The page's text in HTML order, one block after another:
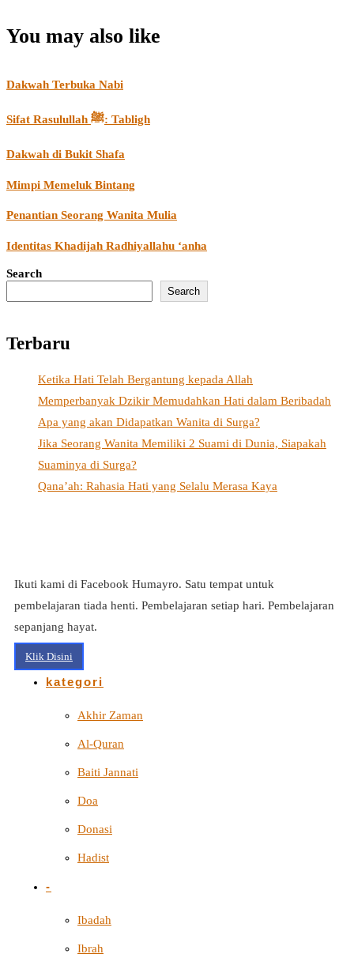
You may also like
Dakwah Terbuka Nabi
Sifat Rasulullah ﷺ: Tabligh
Dakwah di Bukit Shafa
Mimpi Memeluk Bintang
Penantian Seorang Wanita Mulia
Identitas Khadijah Radhiyallahu ‘anha
Search
Search
Terbaru
Ketika Hati Telah Bergantung kepada Allah
Memperbanyak Dzikir Memudahkan Hati dalam Beribadah
Apa yang akan Didapatkan Wanita di Surga?
Jika Seorang Wanita Memiliki 2 Suami di Dunia, Siapakah
Suaminya di Surga?
Qana’ah: Rahasia Hati yang Selalu Merasa Kaya
Ikuti kami di Facebook Humayro. Satu tempat untuk
pembelajaran tiada henti. Pembelajaran setiap hari. Pembelajaran
sepanjang hayat.
Klik Disini
kategori
Akhir Zaman
Al-Quran
Baiti Jannati
Doa
Donasi
Hadist
-
Ibadah
Ibrah